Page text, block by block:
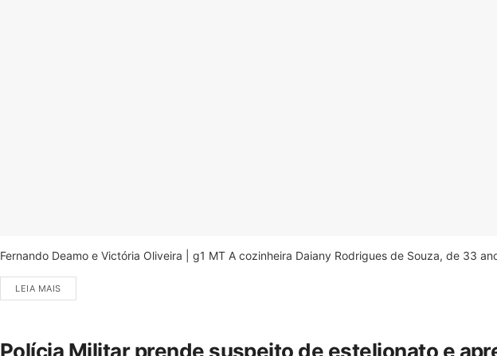
Fernando Deamo e Victória Oliveira | g1 MT A cozinheira Daiany Rodrigues de Souza, de 33
LEIA MAIS